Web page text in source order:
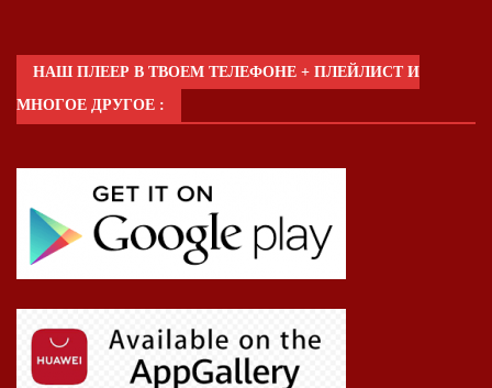
НАШ ПЛЕЕР В ТВОЕМ ТЕЛЕФОНЕ + ПЛЕЙЛИСТ И
МНОГОЕ ДРУГОЕ :